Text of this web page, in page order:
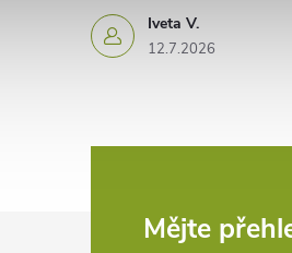
Iveta V.
12.7.2026
Mějte